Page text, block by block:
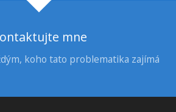
mne
koho tato problematika zajímá